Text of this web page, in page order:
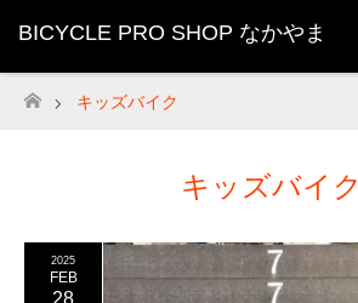
BICYCLE PRO SHOP なかやま
ホーム
キッズバイク
キッズバイク
2025
FEB
28